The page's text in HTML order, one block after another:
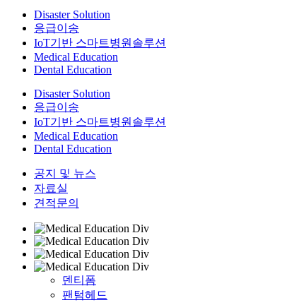
Disaster Solution
응급이송
IoT기반 스마트병원솔루션
Medical Education
Dental Education
Disaster Solution
응급이송
IoT기반 스마트병원솔루션
Medical Education
Dental Education
공지 및 뉴스
자료실
견적문의
덴티폼
팬텀헤드